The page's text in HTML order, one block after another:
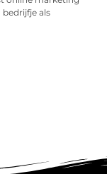
bedrijfje als